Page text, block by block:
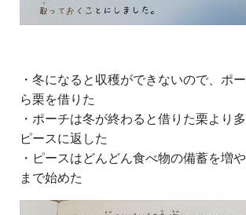
・冬になると収穫ができないので、ポ
ら栗を借りた
・ポーチは冬が終わると借りた栗より
ピースに返した
・ピースはどんどん食べ物の備蓄を増
まで始めた